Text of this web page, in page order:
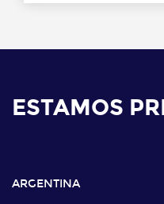
ESTAMOS
ARGENTINA